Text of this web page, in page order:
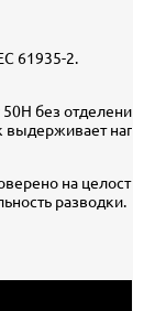
61935-2.
без отделения
на
разводки.